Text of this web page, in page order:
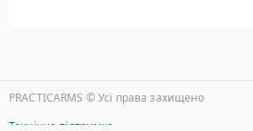
PRACTICARMS © Уcі права захищено
Технічна підтримка